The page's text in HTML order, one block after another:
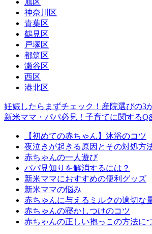
旭区
神奈川区
青葉区
鶴見区
戸塚区
都筑区
瀬谷区
西区
港北区
妊娠したらまずチェック！産院選びの3
新米ママ・パパ必見！子育てに関する
【初めての赤ちゃん】沐浴のコツ
夜泣きが起きる原因とその対処方
赤ちゃんの一人遊び
パパ見知りを解消するには？
新米ママにおすすめの便利グッズ
新米ママの悩み
赤ちゃんに与えるミルクの適切な
赤ちゃんの寝かしつけのコツ
赤ちゃんの正しい抱っこの方法に